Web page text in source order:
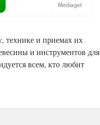
технике и приемах их
и инструментов для
всем, кто любит